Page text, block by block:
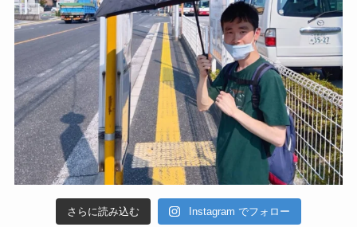
さらに読み込む Instagram でフォロー